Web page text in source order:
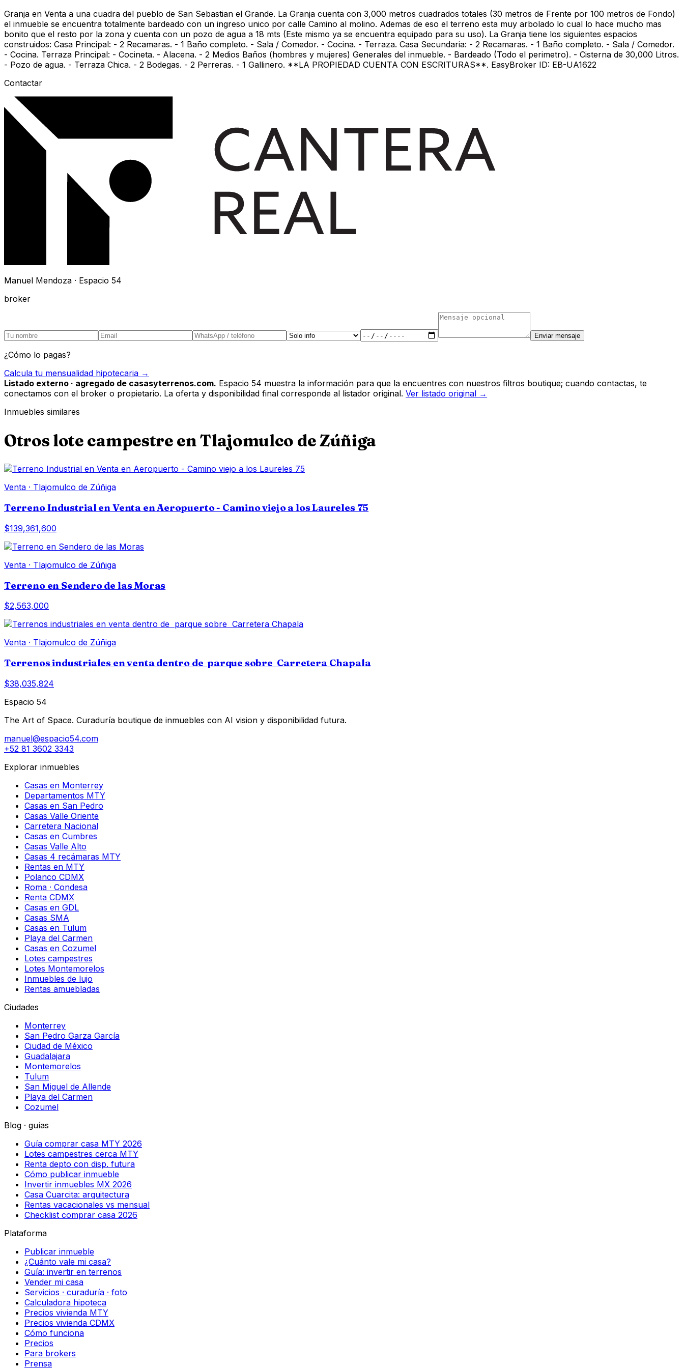
Granja en Venta a una cuadra del pueblo de San Sebastian el Grande. La Granja cuenta con 3,000 metros cuadrados totales (30 metros de Frente por 100 metros de Fondo)
el inmueble se encuentra totalmente bardeado con un ingreso unico por calle Camino al molino. Ademas de eso el terreno esta muy arbolado lo cual lo hace mucho mas
bonito que el resto por la zona y cuenta con un pozo de agua a 18 mts (Este mismo ya se encuentra equipado para su uso). La Granja tiene los siguientes espacios
construidos: Casa Principal: - 2 Recamaras. - 1 Baño completo. - Sala / Comedor. - Cocina. - Terraza. Casa Secundaria: - 2 Recamaras. - 1 Baño completo. - Sala / Comedor.
- Cocina. Terraza Principal: - Cocineta. - Alacena. - 2 Medios Baños (hombres y mujeres) Generales del inmueble. - Bardeado (Todo el perimetro). - Cisterna de 30,000 Litros.
- Pozo de agua. - Terraza Chica. - 2 Bodegas. - 2 Perreras. - 1 Gallinero. **LA PROPIEDAD CUENTA CON ESCRITURAS**. EasyBroker ID: EB-UA1622
Contactar
Manuel Mendoza · Espacio 54
broker
Enviar mensaje
¿Cómo lo pagas?
Calcula tu mensualidad hipotecaria →
Listado externo · agregado de casasyterrenos.com. Espacio 54 muestra la información para que la encuentres con nuestros filtros boutique; cuando contactas, te
conectamos con el broker o propietario. La oferta y disponibilidad final corresponde al listador original. Ver listado original →
Inmuebles similares
Otros lote campestre enTlajomulco de Zúñiga
Venta · Tlajomulco de Zúñiga
Terreno Industrial en Venta en Aeropuerto - Camino viejo a los Laureles 75
$139,361,600
Venta · Tlajomulco de Zúñiga
Terreno en Sendero de las Moras
$2,563,000
Venta · Tlajomulco de Zúñiga
Terrenos industriales en venta dentro de parque sobre Carretera Chapala
$38,035,824
Espacio 54
The Art of Space. Curaduría boutique de inmuebles con AI vision y disponibilidad futura.
manuel@espacio54.com
+52 81 3602 3343
Explorar inmuebles
Casas en Monterrey
Departamentos MTY
Casas en San Pedro
Casas Valle Oriente
Carretera Nacional
Casas en Cumbres
Casas Valle Alto
Casas 4 recámaras MTY
Rentas en MTY
Polanco CDMX
Roma · Condesa
Renta CDMX
Casas en GDL
Casas SMA
Casas en Tulum
Playa del Carmen
Casas en Cozumel
Lotes campestres
Lotes Montemorelos
Inmuebles de lujo
Rentas amuebladas
Ciudades
Monterrey
San Pedro Garza García
Ciudad de México
Guadalajara
Montemorelos
Tulum
San Miguel de Allende
Playa del Carmen
Cozumel
Blog · guías
Guía comprar casa MTY 2026
Lotes campestres cerca MTY
Renta depto con disp. futura
Cómo publicar inmueble
Invertir inmuebles MX 2026
Casa Cuarcita: arquitectura
Rentas vacacionales vs mensual
Checklist comprar casa 2026
Plataforma
Publicar inmueble
¿Cuánto vale mi casa?
Guía: invertir en terrenos
Vender mi casa
Servicios · curaduría · foto
Calculadora hipoteca
Precios vivienda MTY
Precios vivienda CDMX
Cómo funciona
Precios
Para brokers
Prensa